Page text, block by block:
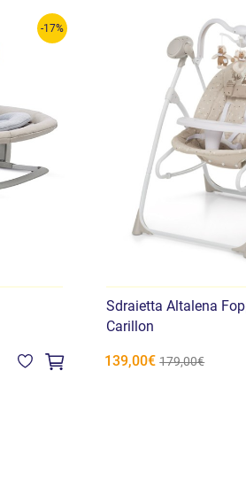
-17%
Sdraietta Altalena
Carillon
139,00€ 179,00€